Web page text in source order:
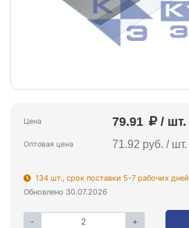
Цена 79.91 / шт.
Оптовая цена 71.92 руб. / шт.
134 шт., срок поставки 5-7 рабочих дней
Обновлено 30.07.2026
- +